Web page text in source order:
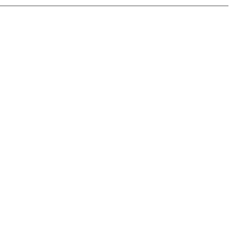
佐由紀さんに、愛猫「どんこ」と